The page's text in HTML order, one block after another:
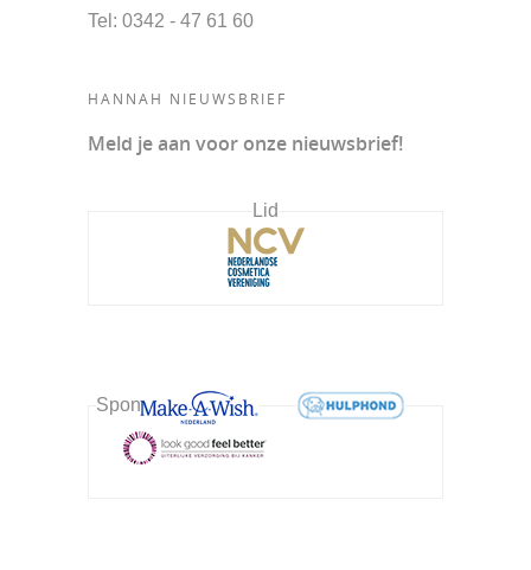
Tel : 0342 - 47 61 60
HANNAH NIEUWSBRIEF
Meld je aan voor onze nieuwsbrief!
Lid
Sponsor